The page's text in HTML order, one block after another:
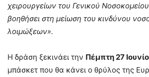
χειρουργείων του Γενικού
βοηθήσει στη μείωση του κινδύνου
λοιμώξεων».
Η δράση ξεκινάει την Πέμπτη 27
μπάσκετ που θα κάνει ο θρύλος της